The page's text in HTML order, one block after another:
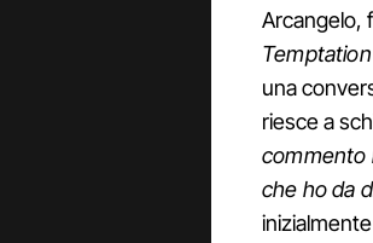
Arcangelo,
una
riesce a
commento
che ho da